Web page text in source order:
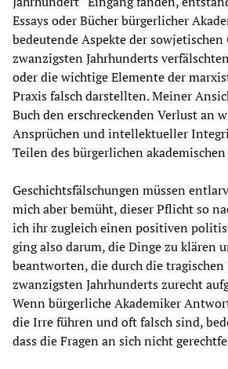
Essays oder Bücher bürgerlicher
bedeutende Aspekte der sowjetischen
zwanzigsten Jahrhunderts
oder die wichtige Elemente der
Praxis falsch darstellten. Meiner
Buch den erschreckenden Verlust an
Ansprüchen und intellektueller
Teilen des bürgerlichen
Geschichtsfälschungen müssen
mich aber bemüht, dieser Pflicht so
ich ihr zugleich einen positiven
ging also darum, die Dinge zu klären
beantworten, die durch die tragischen
zwanzigsten Jahrhunderts zurecht
Wenn bürgerliche Akademiker
die Irre führen und oft falsch sind,
dass die Fragen an sich nicht